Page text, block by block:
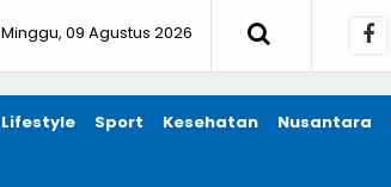
Minggu, 09 Agustus 2026
Lifestyle Sport Kesehatan Nusantara